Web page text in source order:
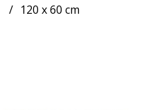
120 x 60 cm